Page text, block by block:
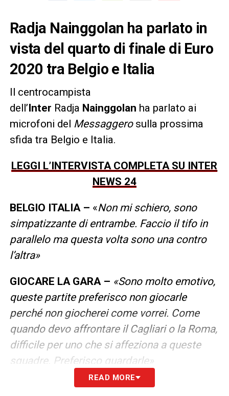
Radja Nainggolan ha parlato in
vista del quarto di finale di Euro
2020 tra Belgio e Italia
Il centrocampista
dell’Inter Radja Nainggolan ha parlato ai
microfoni del Messaggerosulla prossima
sfida tra Belgio e Italia.
LEGGI L’INTERVISTA COMPLETA SU INTER
NEWS 24
BELGIO ITALIA – «Non mi schiero, sono
simpatizzante di entrambe. Faccio il tifo in
parallelo ma questa volta sono una contro
l’altra»
GIOCARE LA GARA – «Sono molto emotivo,
queste partite preferisco non giocarle
perché non giocherei come vorrei. Come
quando devo affrontare il Cagliari o la Roma,
difficile per uno che si affeziona a queste
squadre. Preferisco guardarle»
Mi piace che chi entra fa la
READ MORE